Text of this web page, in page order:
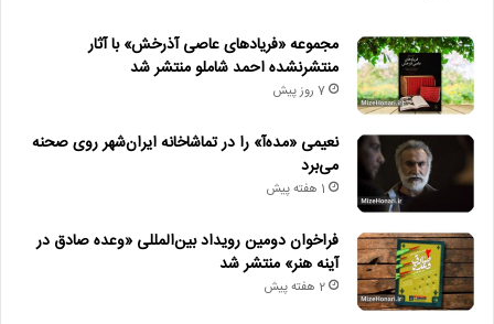
مجموعه «فریادهای عاصی آذرخش» با آثار
منتشرنشده احمد شاملو منتشر شد
7 روز پیش
نعیمی «مده‌آ» را در تماشاخانه ایران‌شهر روی صحنه
می‌برد
1 هفته پیش
فراخوان دومین رویداد بین‌المللی «وعده صادق در
آینه هنر» منتشر شد
2 هفته پیش